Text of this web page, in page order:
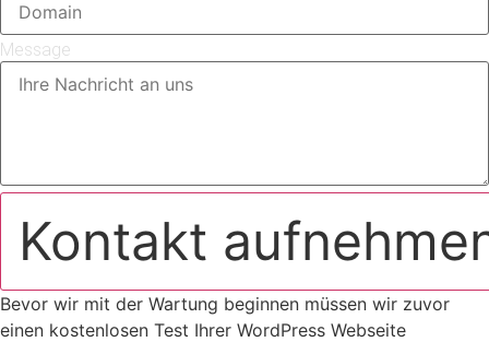
Message
Kontakt
Bevor wir mit der Wartung beginnen müssen wir zuvor
einen kostenlosen Test Ihrer WordPress Webseite